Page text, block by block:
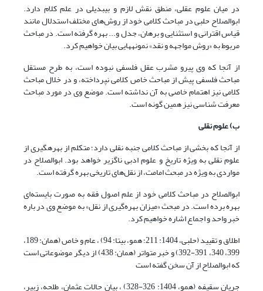
در میان علوم عقلی، منطق نقش لازم و بی‎بدیلی در علم کلام دارد.
ابوالصلاح حلبی در مباحث کلامی خود از روش‌های مختلف استدلال مانند
قیاس اقترانی و استثنایی و برهان، جدل و... بهره گرفته است. در مباحث
مربوط به «روش مواجهه و نقد» نمونههایی بیان خواهیم کرد.
از آنجا که وی پیرو مشرب عقل فلسفی نبوده است، به طرح مستقل
مباحث فلسفی پیش از مباحث خاص کلامی نپرداخته، و در خلال مباحث
کلامی نیز اهتمام خاصی به آن نداشته است. موضع وی در مورد مباحث
معرفت شناسی نیز همین گونه است.
ب) علوم نقلی
از آنجا که بخشی از مباحث کلامی جنبه نقلی دارد؛ متکلم از بهرهگیری از
علوم نقلی به ویژه تاریخ و علوم ادبی ناگزیر خواهد بود. ابوالصلاح در
مواردی به ویژه در مبحث امامت، از نقل‌های تاریخی بهره گرفته است.
ابوالصلاح در مباحث کلامی خود از علم اصول فقه به صورت بایسته‌ای
بهره برده است. در مبحث «میزان بهره‌گیری از نقل» به موضع وی در باره
خبر واحد و اجماع اشاره خواهیم کرد.
اطلاق و تقیید (حلبی، 1404: 211؛ همو، بی‏تا: 94) ، عام و خاص (همان: 189،
399، 340، 391-392) و خبر متواتر (همان: 438) از دیگر موضوعاتی است
که ابوالصلاح از آن سخن گفته است
جریان سقیفه (همو، 1404: 326-328) ، بیان حالات عثمان، طلحه، زبیر،